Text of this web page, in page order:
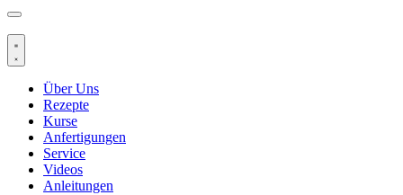
Über Uns
Rezepte
Kurse
Anfertigungen
Service
Videos
Anleitungen